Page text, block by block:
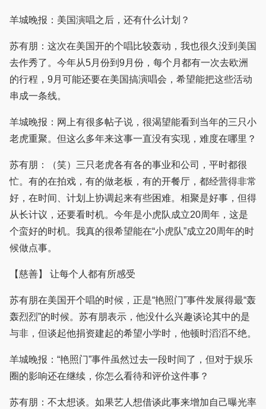
羊城晚报：美国演唱之后，还有什么计划？
苏有朋：这次在美国开的个唱比较轰动，我也很久没到美国
去作秀了。今年从5月份到9月份，每个月都有一次去欧洲
的行程，9月可能还要在美国搞演唱会，希望能把这些活动
串成一条线。
羊城晚报：网上有很多帖子说，很渴望能看到当年的三只小
老虎重聚。但这么多年来这事一直没有实现，难度在哪里？
苏有朋：（笑）三只老虎各有各的事业和公司，平时都很
忙。有的在拍戏，有的做老板，有的开餐厅，都经营得非常
好，在时间、计划上协调起来有些困难。相聚是好事，但得
从长计议，还要看时机。今年是小虎队成立20周年，这是
个蛮好的时机。我真的很希望能在“小虎队”成立20周年的时
候做点事。
【慈善】 让每个人都有所感受
苏有朋在美国开个唱的时候，正是“艳照门”事件发展得最“轰
轰烈烈”的时候。苏有朋表示，他没什么兴趣谈论其中的是
与非，但谈起他捐资建起的希望小学时，他顿时滔滔不绝。
羊城晚报：“艳照门”事件虽然过去一段时间了，但对于娱乐
圈的影响还在继续，你怎么看待和评价这件事？
苏有朋：不太想谈。如果艺人想借谈此事来增加自己曝光率